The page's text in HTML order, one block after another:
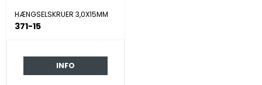
HÆNGSELSKRUER 3,0X15MM
371-15
INFO